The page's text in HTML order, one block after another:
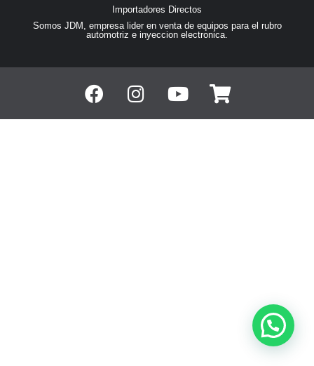
Importadores Directos
Somos JDM, empresa lider en venta de equipos para el rubro
automotriz e inyeccion electronica.